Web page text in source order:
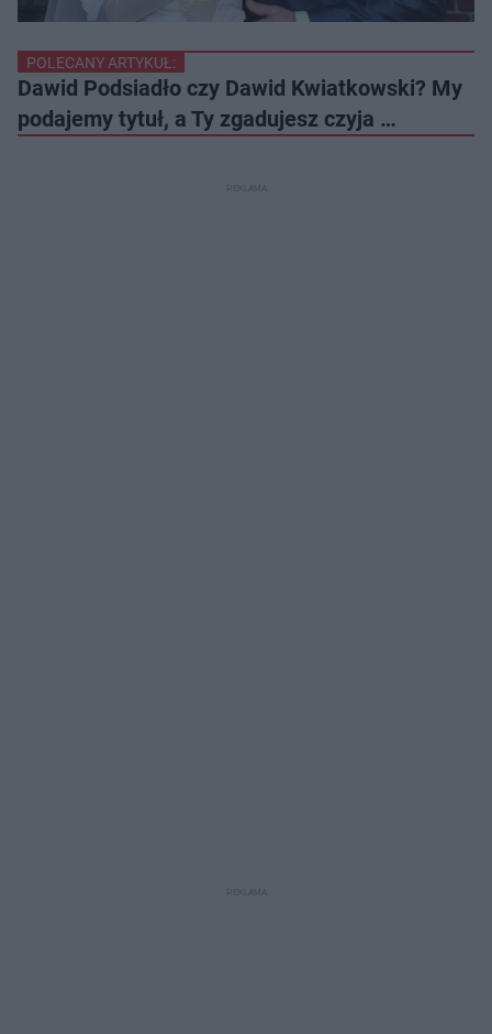
POLECANY ARTYKUŁ:
Dawid Podsiadło czy Dawid Kwiatkowski? My
podajemy tytuł, a Ty zgadujesz czyja …